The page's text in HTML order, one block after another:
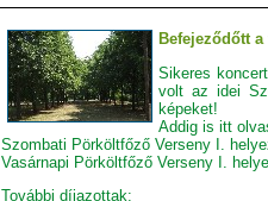
Befejeződőtt
Sikeres
volt az idei
képeket!
Addig is itt
Szombati Pörköltfőző Verseny I.
Vasárnapi Pörköltfőző Verseny I.
További díjazottak: